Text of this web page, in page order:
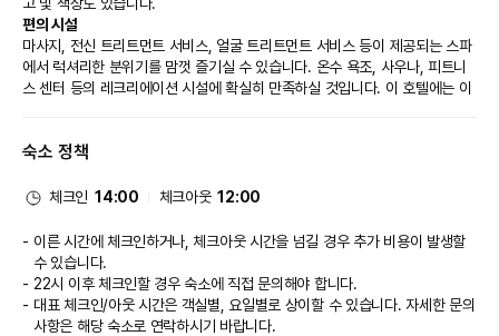
편의 시설
마사지, 전신 트리트먼트 서비스, 얼굴 트리트먼트 서비스 등이 제공되는 스파
에서 럭셔리한 분위기를 맘껏 즐기실 수 있습니다. 온수 욕조, 사우나, 피트니
스 센터 등의 레크리에이션 시설에 확실히 만족하실 것입니다. 이 호텔에는 이
식당
여기에는 다양한 음료가 제공되는 바/라운지 및 탁 트인 정원 전망까지 갖춰져
24시간 룸서비스를 이용하실 수 있습니다. 아침 식사(뷔페)가 주중 06:30 ~
10:00 및 주말 06:30 ~ 11:00에 유료로 제공됩니다.
비즈니스, 기타 편의시설
대표적인 편의 시설과 서비스로는 비즈니스 센터, 간편 체크아웃, 드라이클리
닝/세탁 서비스 등이 있습니다. 블라냑에서의 행사를 계획하시나요? 이 호텔
숙소 정책
체크인 14:00 체크아웃 12:00
이른 시간에 체크인하거나, 체크아웃 시간을 넘길 경우 추가 비용이 발생할
수 있습니다.
22시 이후 체크인할 경우 숙소에 직접 문의해야 합니다.
대표 체크인/아웃 시간은 객실별, 요일별로 상이할 수 있습니다. 자세한 문의
사항은 해당 숙소로 연락하시기 바랍니다.